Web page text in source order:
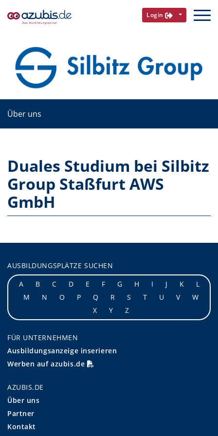
Login
Über uns
Duales Studium bei Silbitz
Group Staßfurt AWS
GmbH
AUSBILDUNGSPLÄTZE SUCHEN
A
B C D E F G H I J K
L
M
N O P Q R S T U V
W
X
Y Z
FÜR UNTERNEHMEN
Ausbildungsanzeige inserieren
Werben auf azubis.de
AZUBIS.DE
Über uns
Partner
Kontakt